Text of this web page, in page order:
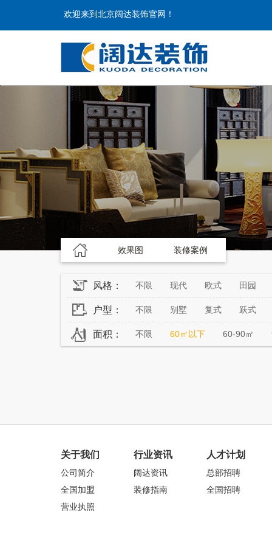
欢迎来到北京阔达装饰官网！
效果图 装修案例
风格： 不限 现代 欧式 田园
户型： 不限 别墅 复式 跃式
面积： 不限 60㎡以下 60-90㎡
关于我们
公司简介
全国加盟
营业执照
行业资讯
阔达资讯
装修指南
人才计划
总部招聘
全国招聘